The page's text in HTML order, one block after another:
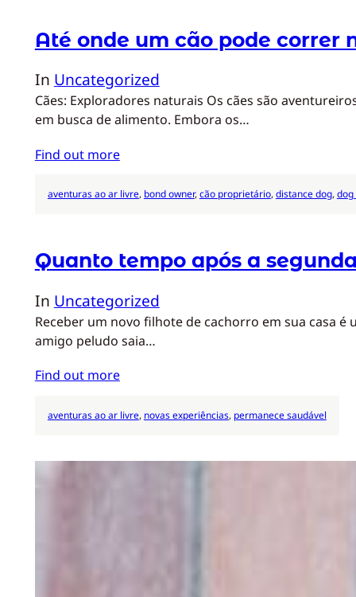
Até onde um cão pode correr
In Uncategorized
Cães: Exploradores naturais Os cães são
em busca de alimento. Embora os…
Find out more
aventuras ao ar livre, bond owner, cão proprietário, distance dog, dog
Quanto tempo após a
In Uncategorized
Receber um novo filhote de cachorro em sua casa
amigo peludo saia…
Find out more
aventuras ao ar livre, novas experiências, permanece saudável